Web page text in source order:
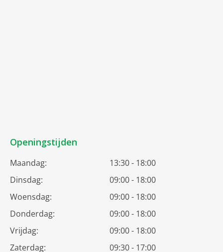
Openingstijden
Maandag:
13:30 - 18:00
Dinsdag:
09:00 - 18:00
Woensdag:
09:00 - 18:00
Donderdag:
09:00 - 18:00
Vrijdag:
09:00 - 18:00
Zaterdag:
09:30 - 17:00